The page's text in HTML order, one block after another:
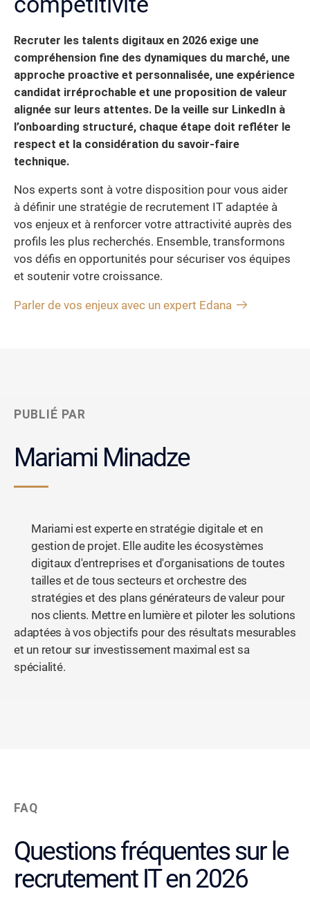
Recruter les talents digitaux en 2026 exige une
compréhension fine des dynamiques du marché, une
approche proactive et personnalisée, une expérience
candidat irréprochable et une proposition de valeur
alignée sur leurs attentes. De la veille sur LinkedIn à
l’onboarding structuré, chaque étape doit refléter le
respect et la considération du savoir-faire
technique.
Nos experts sont à votre disposition pour vous aider
à définir une stratégie de recrutement IT adaptée à
vos enjeux et à renforcer votre attractivité auprès des
profils les plus recherchés. Ensemble, transformons
vos défis en opportunités pour sécuriser vos équipes
et soutenir votre croissance.
Parler de vos enjeux avec un expert Edana
PUBLIÉ PAR
Mariami Minadze
Mariami est experte en stratégie digitale et en
gestion de projet. Elle audite les écosystèmes
digitaux d'entreprises et d'organisations de toutes
tailles et de tous secteurs et orchestre des
stratégies et des plans générateurs de valeur pour
nos clients. Mettre en lumière et piloter les solutions
adaptées à vos objectifs pour des résultats mesurables
et un retour sur investissement maximal est sa
spécialité.
FAQ
Questions fréquentes sur le
recrutement IT en 2026